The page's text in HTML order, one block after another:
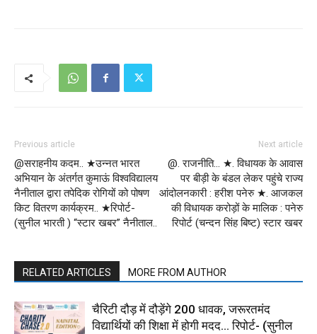
Previous article
@सराहनीय कदम.. ★उन्नत भारत
अभियान के अंतर्गत कुमाऊं विश्वविद्यालय
नैनीताल द्वारा तपेदिक रोगियों को पोषण
किट वितरण कार्यक्रम.. ★रिपोर्ट-
(सुनील भारती ) “स्टार खबर” नैनीताल..
Next article
@. राजनीति… ★. विधायक के आवास
पर बीड़ी के बंडल लेकर पहुंचे राज्य
आंदोलनकारी : हरीश पनेरु ★. आजकल
की विधायक करोड़ों के मालिक : पनेरु
रिपोर्ट (चन्दन सिंह बिष्ट) स्टार खबर
RELATED ARTICLES MORE FROM AUTHOR
चैरिटी दौड़ में दौड़ेंगे 200 धावक, जरूरतमंद
विद्यार्थियों की शिक्षा में होगी मदद… रिपोर्ट- (सुनील